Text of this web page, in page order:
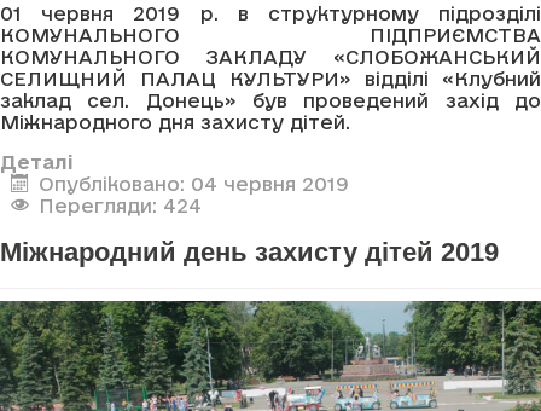
01 червня 2019 р. в структурному підрозділі
КОМУНАЛЬНОГО ПІДПРИЄМСТВА
КОМУНАЛЬНОГО ЗАКЛАДУ «СЛОБОЖАНСЬКИЙ
СЕЛИЩНИЙ ПАЛАЦ КУЛЬТУРИ» відділі «Клубний
заклад сел. Донець» був проведений захід до
Міжнародного дня захисту дітей.
Деталі
Опубліковано: 04 червня 2019
Перегляди: 424
Міжнародний день захисту дітей 2019